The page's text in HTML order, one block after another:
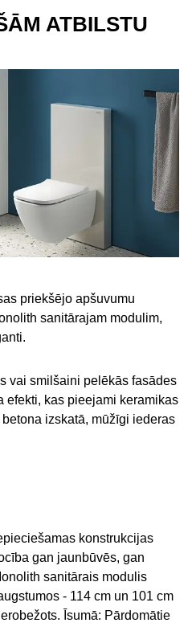
ATBILSTU
priekšējo apšuvumu
sanitārajam modulim,
vai smilšaini pelēkās fasādes
efekti, kas pieejami keramikas
izskatā, mūžīgi iederas
konstrukcijas
gan jaunbūvēs, gan
sanitārais modulis
- 114 cm un 101 cm
Īsumā: Pārdomātie